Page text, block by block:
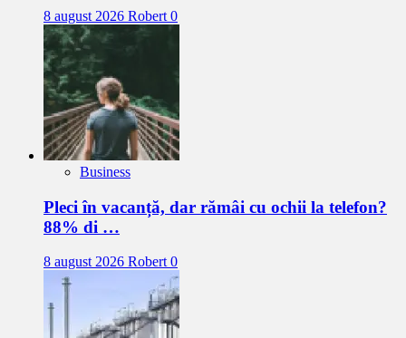
8 august 2026 Robert 0
Business
Pleci în vacanță, dar rămâi cu ochii la telefon?
88% di …
8 august 2026 Robert 0